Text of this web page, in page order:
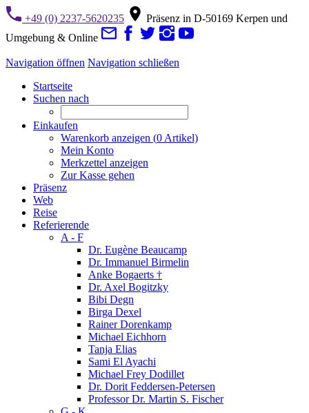
+49 (0) 2237-5620235
Präsenz in D-50169 Kerpen und
Umgebung & Online
Navigation öffnen Navigation schließen
Startseite
Suchen nach
Einkaufen
Warenkorb anzeigen (0 Artikel)
Mein Konto
Merkzettel anzeigen
Zur Kasse gehen
Präsenz
Web
Reise
Referierende
A - F
Dr. Eugène Beaucamp
Dr. Immanuel Birmelin
Anke Bogaerts †
Dr. Axel Bogitzky
Bibi Degn
Birga Dexel
Rainer Dorenkamp
Michael Eichhorn
Tanja Elias
Sami El Ayachi
Michael Frey Dodillet
Dr. Dorit Feddersen-Petersen
Professor Dr. Martin S. Fischer